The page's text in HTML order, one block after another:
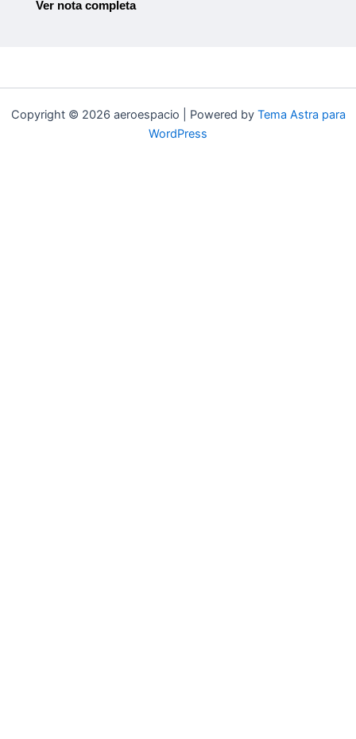
Ver nota completa
Copyright © 2026 aeroespacio | Powered by Tema Astra para
WordPress